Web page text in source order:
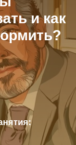
и как